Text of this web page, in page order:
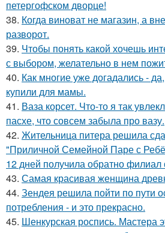
петергофском дворце!
38. Когда виноват не магазин, а
разворот.
39. Чтобы понять какой хочешь
с выбором, желательно в нем
40. Как многие уже догадались -
купили для мамы.
41. Ваза корсет. Что-то я так
пасхе, что совсем забыла про вазу.
42. Жительница питера решила
"Приличной Семейной Паре с
12 дней получила обратно филиал
43. Самая красивая женщина
44. Зендея решила пойти по пути
потребления - и это прекрасно.
45. Шенкурская роспись. Мастера